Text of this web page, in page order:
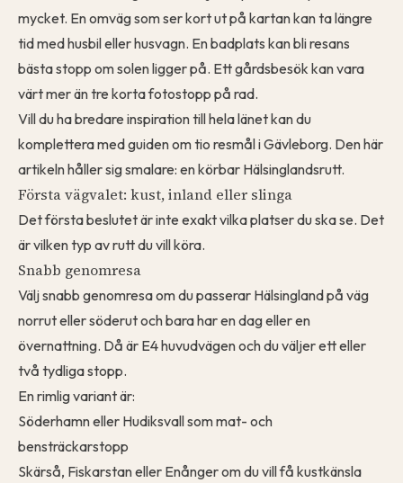
mycket. En omväg som ser kort ut på kartan kan ta längre
tid med husbil eller husvagn. En badplats kan bli resans
bästa stopp om solen ligger på. Ett gårdsbesök kan vara
värt mer än tre korta fotostopp på rad.
Vill du ha bredare inspiration till hela länet kan du
komplettera medguiden om tio resmål i Gävleborg. Den här
artikeln håller sig smalare: en körbar Hälsinglandsrutt.
Första vägvalet: kust, inland eller slinga
Det första beslutet är inte exakt vilka platser du ska se. Det
är vilken typ av rutt du vill köra.
Snabb genomresa
Välj snabb genomresa om du passerar Hälsingland på väg
norrut eller söderut och bara har en dag eller en
övernattning. Då är E4 huvudvägen och du väljer ett eller
två tydliga stopp.
En rimlig variant är:
Söderhamn eller Hudiksvall som mat- och
bensträckarstopp
Skärså, Fiskarstan eller Enånger om du vill få kustkänsla